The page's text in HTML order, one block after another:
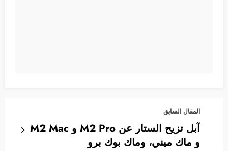
المقال السابق
آبل تزيح الستار عن M2 Pro و M2 Mac
و ماك ميني، وماك بوك برو